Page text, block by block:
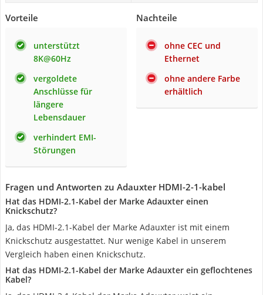
Vorteile
unterstützt
8K@60Hz
vergoldete
Anschlüsse für
längere
Lebensdauer
verhindert EMI-
Störungen
Nachteile
ohne CEC und
Ethernet
ohne andere Farbe
erhältlich
Fragen und Antworten zu Adauxter HDMI-2-1-kabel
Hat das HDMI-2.1-Kabel der Marke Adauxter einen
Knickschutz?
Ja, das HDMI-2.1-Kabel der Marke Adauxter ist mit einem
Knickschutz ausgestattet. Nur wenige Kabel in unserem
Vergleich haben einen Knickschutz.
Hat das HDMI-2.1-Kabel der Marke Adauxter ein geflochtenes
Kabel?